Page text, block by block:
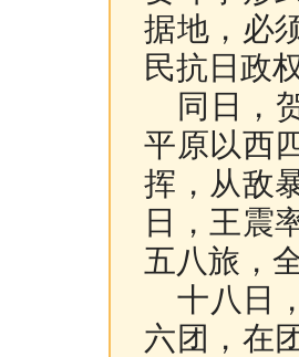
据地，必
民抗日政
同日，
平原以西
挥，从敌
日，王震
五八旅，
十八日
六团，在